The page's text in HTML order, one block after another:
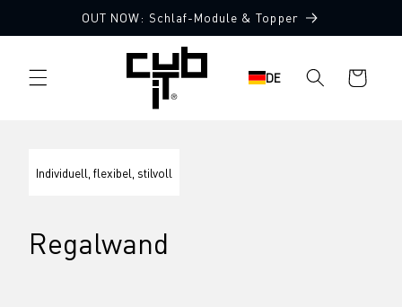
Inhalt
OUT NOW: Schlaf-Module & Topper
DE Warenkorb
Individuell, flexibel, stilvoll
Regalwand